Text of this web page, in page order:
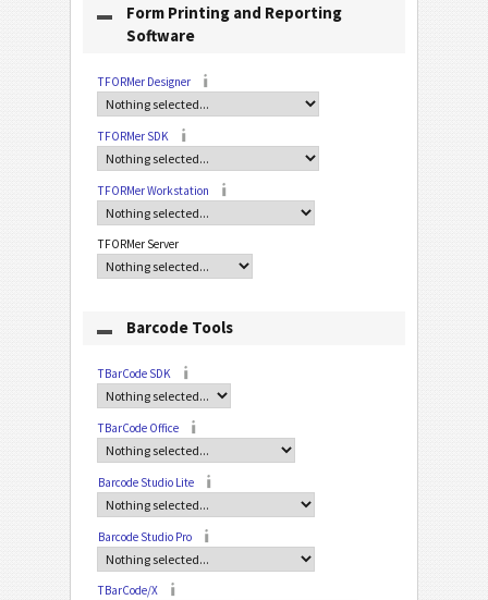
Form Printing and Reporting
Software
TFORMer Designer
TFORMer SDK
TFORMer Workstation
TFORMer Server
Barcode Tools
TBarCode SDK
TBarCode Office
Barcode Studio Lite
Barcode Studio Pro
TBarCode/X